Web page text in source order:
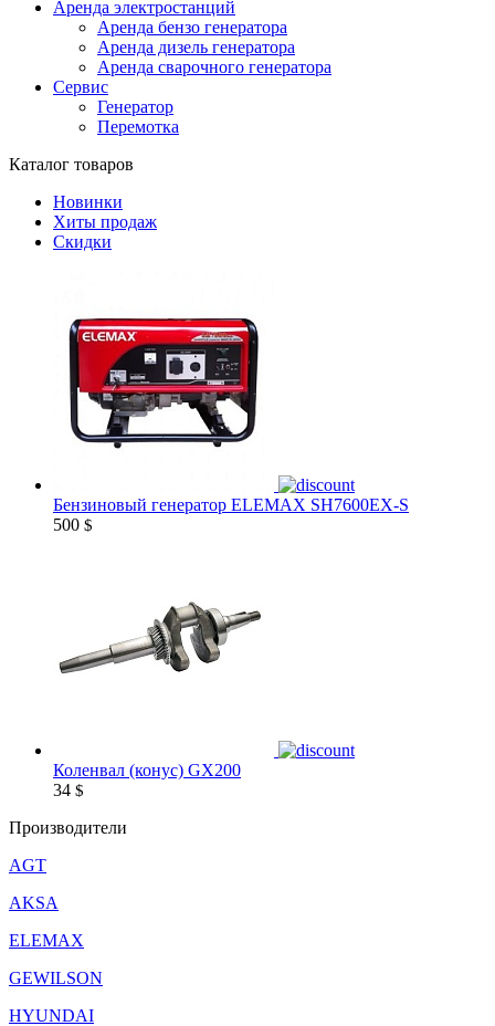
Аренда электростанций
Аренда бензо генератора
Аренда дизель генератора
Аренда сварочного генератора
Сервис
Генератор
Перемотка
Каталог товаров
Новинки
Хиты продаж
Скидки
Бензиновый генератор ELEMAX SH7600EX-S
500 $
Коленвал (конус) GX200
34 $
Производители
AGT
AKSA
ELEMAX
GEWILSON
HYUNDAI